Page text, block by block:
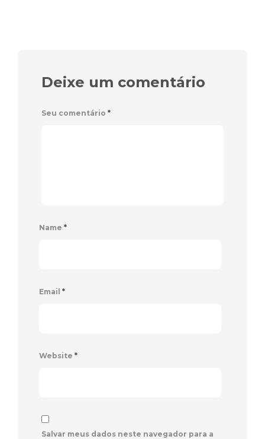
Deixe um comentário
Seu comentário *
Name *
Email *
Website *
Salvar meus dados neste navegador para a